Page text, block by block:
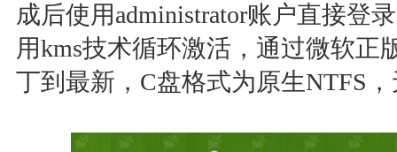
成后使用administrator账户直接登
用kms技术循环激活，通过微软正
丁到最新，C盘格式为原生NTFS